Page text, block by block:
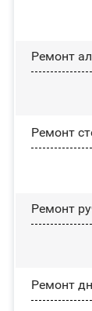
Ремонт
Ремонт
Ремонт
Ремонт